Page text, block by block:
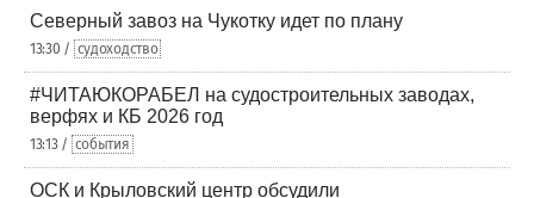
Северный завоз на Чукотку идет по плану
13:30 / судоходство
#ЧИТАЮКОРАБЕЛ на судостроительных заводах,
верфях и КБ 2026 год
13:13 / события
ОСК и Крыловский центр обсудили